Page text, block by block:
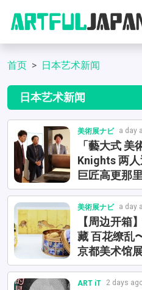
首页 日本艺术新闻
日本艺术新闻
美術展ナビ a day
「藝大式 美
Knights 两
巨匠高更那
美術展ナビ a day
【周边开箱
藏 百花缭乱
京都美术馆
ART iT 2 days